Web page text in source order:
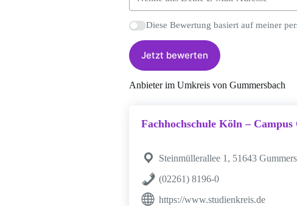
Diese Bewertung basiert auf meiner
Jetzt bewerten
Anbieter im Umkreis von Gummersbach
Fachhochschule Köln – Campus
Steinmüllerallee 1, 51643
(02261) 8196-0
https://www.studienkreis.de